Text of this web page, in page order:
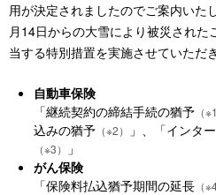
用が決定されましたのでご案内いた
月14日からの大雪により被災され
当する特別措置を実施させていただ
自動車保険
「継続契約の締結手続の猶予 （
込みの猶予 （※2） 」、「インタ
（※3）
」
がん保険
「保険料払込猶予期間の延長 （